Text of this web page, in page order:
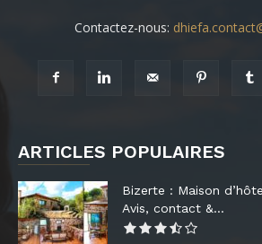
Contactez-nous:
ARTICLES POPULAIRES
Bizerte : Maison
Avis, contact &...